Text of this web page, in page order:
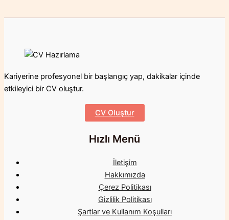
Kariyerine profesyonel bir başlangıç yap, dakikalar içinde
etkileyici bir CV oluştur.
CV Oluştur
Hızlı Menü
İletişim
Hakkımızda
Çerez Politikası
Gizlilik Politikası
Şartlar ve Kullanım Koşulları